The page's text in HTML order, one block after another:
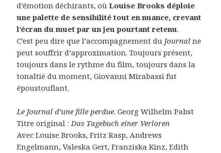
d’émotion déchirants, oùLouise Brooks déploie
une palette de sensibilité tout en nuance, crevant
l’écran du muet par un jeu pourtant retenu.
C’est peu dire que l’accompagnement du Journal ne
peut souffrir d’approximation. Toujours présent,
toujours dans le rythme du film, toujours dans la
tonaltié du moment, Giovanni Mirabassi fut
époustouflant.
Le Journal d’une fille perdue. Georg Wilhelm Pabst
Titre original :Das Tagebuch einer Verloren
Avec Louise Brooks, Fritz Rasp, Andrews
Engelmann, Valeska Gert, Franziska Kinz, Edith